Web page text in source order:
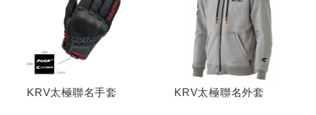
KRV太極聯名手套 KRV太極聯名外套